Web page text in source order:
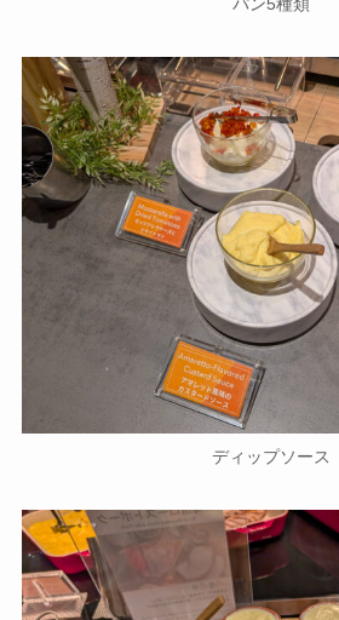
パン5種類
ディップソース